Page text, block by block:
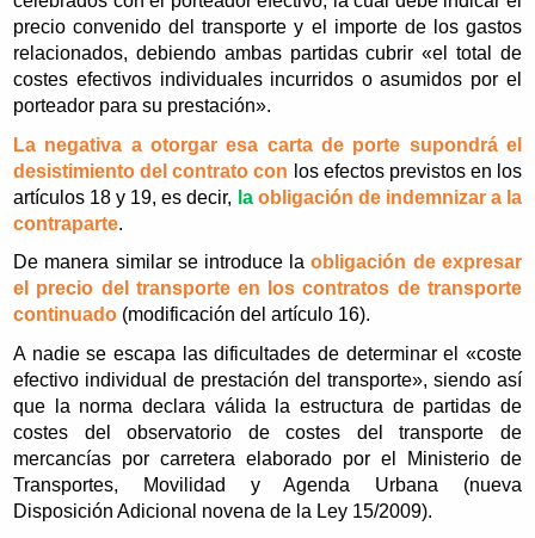
precio convenido del transporte y el importe de los gastos
relacionados, debiendo ambas partidas cubrir «el total de
costes efectivos individuales incurridos o asumidos por el
porteador para su prestación».
La negativa a otorgar esa carta de porte supondrá el
desistimiento del contrato con los efectos previstos en los
artículos 18 y 19, es decir, la obligación de indemnizar a la
contraparte.
De manera similar se introduce laobligación de expresar
el precio del transporte en los contratos de transporte
continuado (modificación del artículo 16).
A nadie se escapa las dificultades de determinar el «coste
efectivo individual de prestación del transporte», siendo así
que la norma declara válida la estructura de partidas de
costes del observatorio de costes del transporte de
mercancías por carretera elaborado por el Ministerio de
Transportes, Movilidad y Agenda Urbana (nueva
Disposición Adicional novena de la Ley 15/2009).